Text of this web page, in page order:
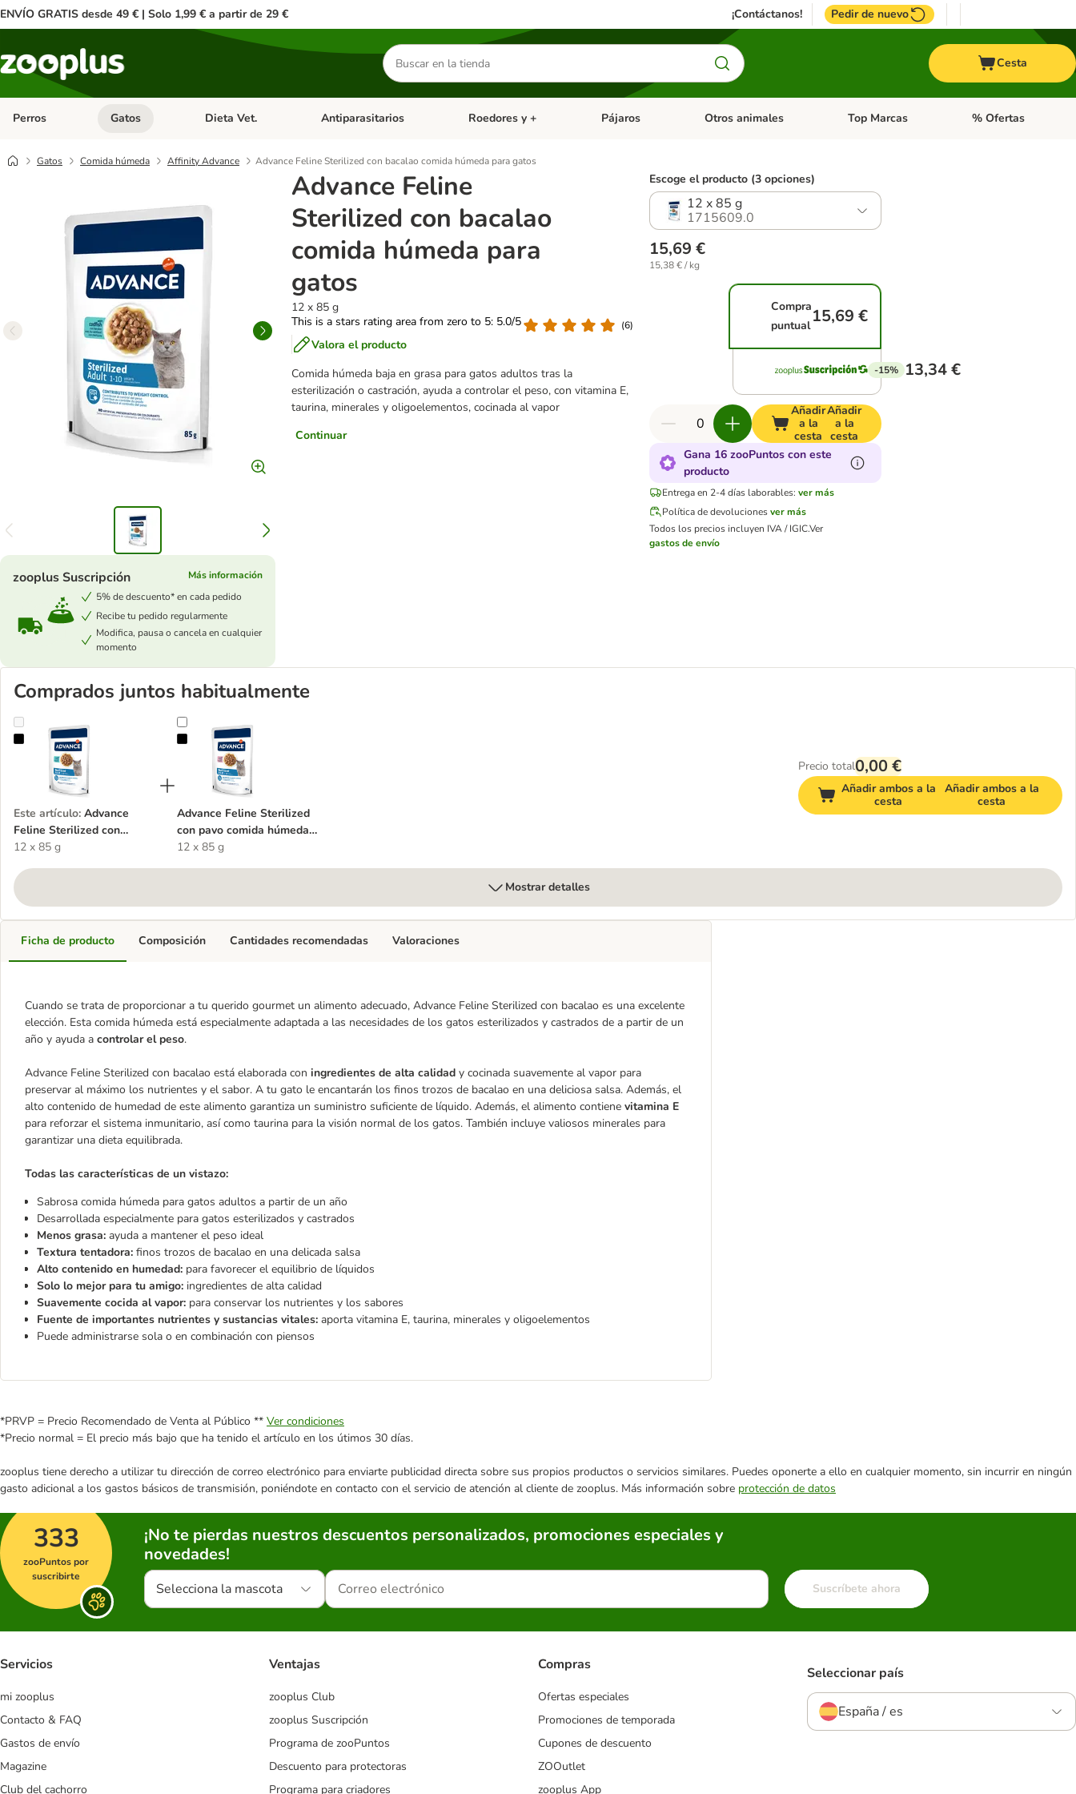
ENVÍO GRATIS desde 49 € | Solo 1,99 € a partir de 29 € ¡Contáctanos! Pedir de nuevo
Buscar
productos
Cesta
Perros Menú de categoria abierto: Perros
Gatos Menú de categoria abierto: Gatos
Dieta Vet. Menú de categoria abierto: Dieta Vet.
Antiparasitarios Menú de categoria abierto: Antiparasitarios
Roedores y + Menú de categoria abierto: Roedores y +
Pájaros Menú de categoria abierto: Pájaros
Otros animales Menú de categoria abierto: Otros animales
Top Marcas Menú de categoria
% Ofertas
Gatos Comida húmeda Affinity Advance Advance Feline Sterilized con bacalao comida húmeda para gatos
Advance Feline
Sterilized con bacalao
comida húmeda para
gatos
12 x 85 g
This is a stars rating area from zero to 5: 5.0/5
(6)
Valora el producto
Comida húmeda baja en grasa para gatos adultos tras la
esterilización o castración, ayuda a controlar el peso, con vitamina E,
taurina, minerales y oligoelementos, cocinada al vapor
Continuar
zooplus Suscripción
Más información
5% de descuento* en cada pedido
Recibe tu pedido regularmente
Modifica, pausa o cancela en cualquier
momento
Escoge el producto (3 opciones)
12 x 85 g
1715609.0
15,69 €
15,38 € / kg
Compra
puntual 15,69 €
-15% 13,34 €
Añadir
a la
cesta
Añadir
a la
cesta
Gana 16 zooPuntos con este
producto
Entrega en 2-4 días laborables: ver más
Política de devolucionesver más
Todos los precios incluyen IVA / IGIC.Ver
gastos de envío
Comprados juntos habitualmente
Advance Feline Sterilized con bacalao comida húmeda para gatos
Este artículo: Advance
Feline Sterilized con
bacalao comida húmeda
12 x 85 g
Advance Feline Sterilized con pavo comida húmeda para gatos
Advance Feline Sterilized
con pavo comida húmeda
para gatos
12 x 85 g
Precio total0,00 €
Añadir ambos a la
cesta
Añadir ambos a la
cesta
Mostrar detalles
Ficha de producto
Cuando se trata de proporcionar a tu querido gourmet un alimento adecuado, Advance Feline Sterilized con bacalao es una excelente
elección. Esta comida húmeda está especialmente adaptada a las necesidades de los gatos esterilizados y castrados de a partir de un
año y ayuda a controlar el peso.
Advance Feline Sterilized con bacalao está elaborada con ingredientes de alta calidad y cocinada suavemente al vapor para
preservar al máximo los nutrientes y el sabor. A tu gato le encantarán los finos trozos de bacalao en una deliciosa salsa. Además, el
alto contenido de humedad de este alimento garantiza un suministro suficiente de líquido. Además, el alimento contiene vitamina E
para reforzar el sistema inmunitario, así como taurina para la visión normal de los gatos. También incluye valiosos minerales para
garantizar una dieta equilibrada.
Todas las características de un vistazo:
Sabrosa comida húmeda para gatos adultos a partir de un año
Desarrollada especialmente para gatos esterilizados y castrados
Menos grasa: ayuda a mantener el peso ideal
Textura tentadora: finos trozos de bacalao en una delicada salsa
Alto contenido en humedad: para favorecer el equilibrio de líquidos
Solo lo mejor para tu amigo: ingredientes de alta calidad
Suavemente cocida al vapor: para conservar los nutrientes y los sabores
Fuente de importantes nutrientes y sustancias vitales: aporta vitamina E, taurina, minerales y oligoelementos
Puede administrarse sola o en combinación con piensos
Composición Cantidades recomendadas Valoraciones
*PRVP = Precio Recomendado de Venta al Público ** Ver condiciones
*Precio normal = El precio más bajo que ha tenido el artículo en los útimos 30 días.
zooplus tiene derecho a utilizar tu dirección de correo electrónico para enviarte publicidad directa sobre sus propios productos o servicios similares. Puedes oponerte a ello en cualquier momento, sin incurrir en ningún
gasto adicional a los gastos básicos de transmisión, poniéndote en contacto con el servicio de atención al cliente de zooplus. Más información sobre protección de datos
333
zooPuntos por
suscribirte
¡No te pierdas nuestros descuentos personalizados, promociones especiales y
novedades!
Selecciona la mascota Suscríbete ahora
Servicios
mi zooplus
Contacto & FAQ
Gastos de envío
Magazine
Club del cachorro
Ventajas
zooplus Club
zooplus Suscripción
Programa de zooPuntos
Descuento para protectoras
Programa para criadores
Compras
Ofertas especiales
Promociones de temporada
Cupones de descuento
ZOOutlet
zooplus App
Seleccionar país
España / es